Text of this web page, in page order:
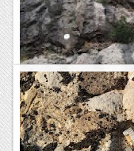
Sobaos Pasiegos a
Ens ha fet gaudir
canto,més gran o més
Homogènia en el seu